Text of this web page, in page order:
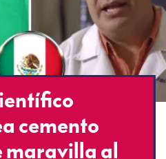
cemento
maravilla al